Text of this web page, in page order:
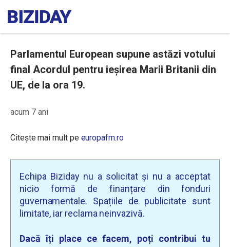
Parlamentul European supune astăzi votului
final Acordul pentru ieșirea Marii Britanii din
UE, de la ora 19.
acum 7 ani
Citește mai mult pe europafm.ro
Echipa Biziday nu a solicitat și nu a acceptat
nicio formă de finanțare din fonduri
guvernamentale. Spațiile de publicitate sunt
limitate, iar reclama neinvazivă.
Dacă îți place ce facem, poți contribui tu